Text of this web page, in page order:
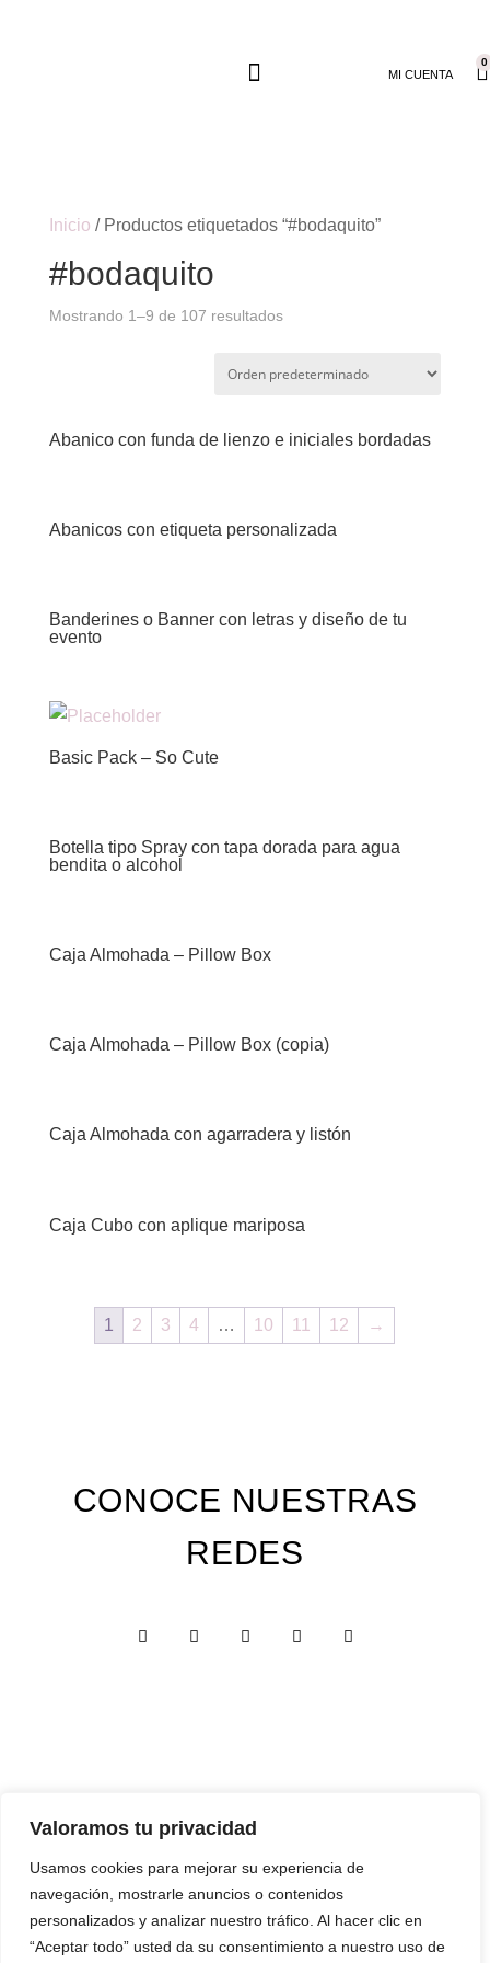
Valoramos tu privacidad
Usamos cookies para mejorar su experiencia de
navegación, mostrarle anuncios o contenidos
personalizados y analizar nuestro tráfico. Al hacer clic en
“Aceptar todo” usted da su consentimiento a nuestro uso de
MI CUENTA
0
Inicio / Productos etiquetados “#bodaquito”
#bodaquito
Mostrando 1–9 de 107 resultados
Abanico con funda de lienzo e iniciales bordadas
Abanicos con etiqueta personalizada
Banderines o Banner con letras y diseño de tu
evento
Basic Pack – So Cute
Botella tipo Spray con tapa dorada para agua
bendita o alcohol
Caja Almohada – Pillow Box
Caja Almohada – Pillow Box (copia)
Caja Almohada con agarradera y listón
Caja Cubo con aplique mariposa
1 2 3 4 … 10 11 12 →
CONOCE NUESTRAS
REDES
Custom Edition
Express Edition
Digital Edition
Papelería y Cajas